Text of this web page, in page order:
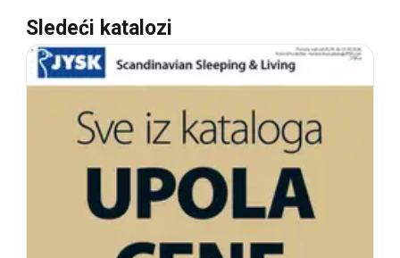
Sledeći katalozi